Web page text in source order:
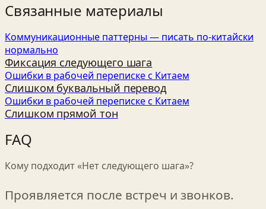
Связанные материалы
Коммуникационные паттерны — писать по‑китайски
нормально
Фиксация следующего шага
Ошибки в рабочей переписке с Китаем
Слишком буквальный перевод
Ошибки в рабочей переписке с Китаем
Слишком прямой тон
FAQ
Кому подходит «Нет следующего шага»?
Проявляется после встреч и звонков.